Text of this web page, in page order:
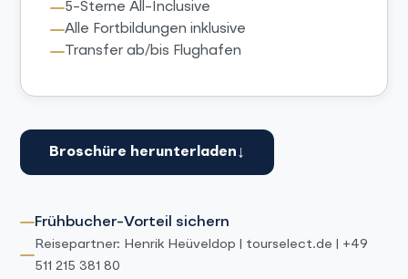
5-Sterne All-Inclusive
Alle Fortbildungen inklusive
Transfer ab/bis Flughafen
Broschüre herunterladen↓
Frühbucher-Vorteil sichern
Reisepartner: Henrik Heüveldop | tourselect.de | +49
511 215 381 80